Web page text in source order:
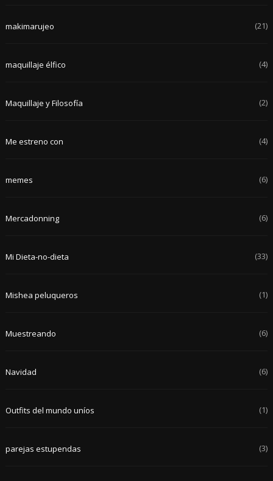
makimarujeo (21)
maquillaje élfico (4)
Maquillaje y Filosofía (2)
Me estreno con (4)
memes (6)
Mercadonning (6)
Mi Dieta-no-dieta (33)
Mishea peluqueros (1)
Muestreando (6)
Navidad (6)
Outfits del mundo uníos (1)
parejas estupendas (3)